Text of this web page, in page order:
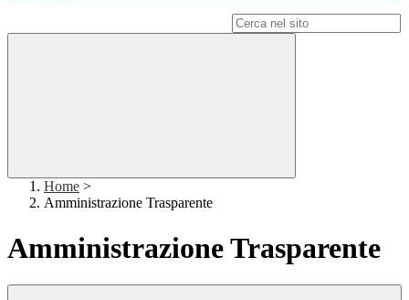
Home >
Amministrazione Trasparente
Amministrazione Trasparente